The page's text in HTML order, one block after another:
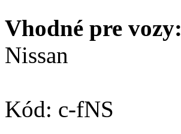
Vhodné pre vozy:
Nissan
Kód: c-fNS